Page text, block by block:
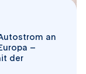
an
–
der